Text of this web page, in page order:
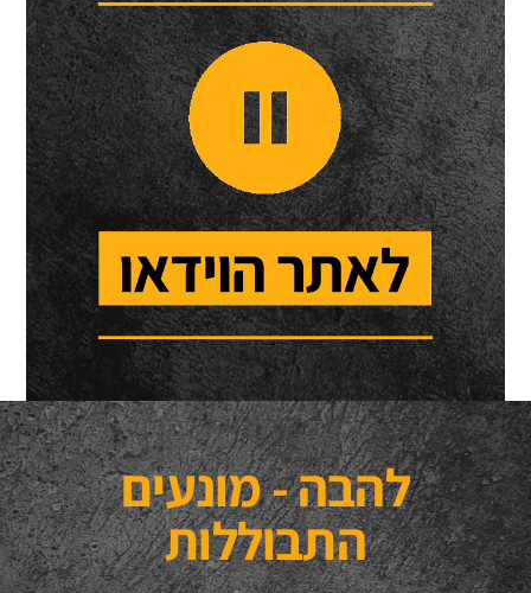
להבה - מונעים
התבוללות